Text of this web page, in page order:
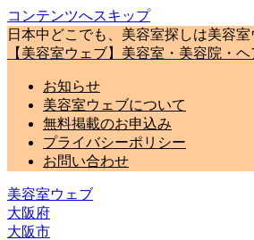
コンテンツへスキップ
日本中どこでも、美容室探しは美容
【美容室ウェブ】美容室・美容院・
お知らせ
美容室ウェブについて
無料掲載のお申込み
プライバシーポリシー
お問い合わせ
美容室ウェブ
大阪府
大阪市